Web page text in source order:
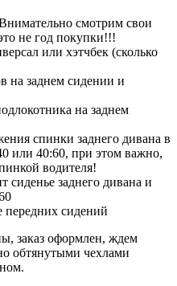
смотрим свои
не год покупки!!!
или хэтчбек (сколько
на заднем сидении и
на заднем
спинки заднего дивана в
или 40:60, при этом важно,
водителя!
сиденье заднего дивана и
передних сидений
заказ оформлен, ждем
обтянутыми чехлами